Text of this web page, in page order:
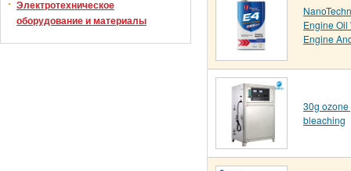
Электротехническое
оборудование и материалы
Engine
Engine
30g
bleaching